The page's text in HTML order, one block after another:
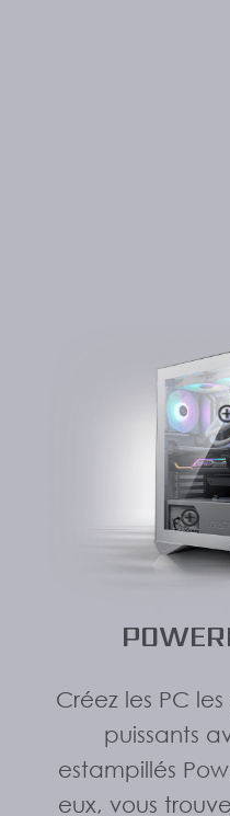
Créez les PC
puissants
estampillés
eux, vous